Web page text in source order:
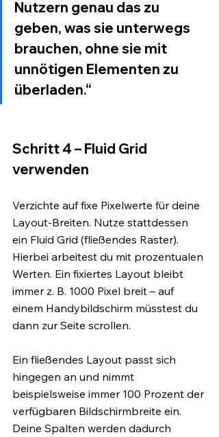
Nutzern genau das zu
geben, was sie unterwegs
brauchen, ohne sie mit
unnötigen Elementen zu
überladen.“
Schritt 4 – Fluid Grid
verwenden
Verzichte auf fixe Pixelwerte für deine
Layout-Breiten. Nutze stattdessen
ein Fluid Grid (fließendes Raster).
Hierbei arbeitest du mit prozentualen
Werten. Ein fixiertes Layout bleibt
immer z. B. 1000 Pixel breit – auf
einem Handybildschirm müsstest du
dann zur Seite scrollen.
Ein fließendes Layout passt sich
hingegen an und nimmt
beispielsweise immer 100 Prozent der
verfügbaren Bildschirmbreite ein.
Deine Spalten werden dadurch